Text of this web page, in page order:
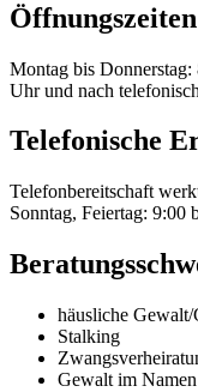
Öffnungszeiten
Montag bis
Uhr und nach
Telefonische
Telefonbereitschaft
Sonntag, Feiertag: 9:00
häusliche
Stalking
Gewalt im